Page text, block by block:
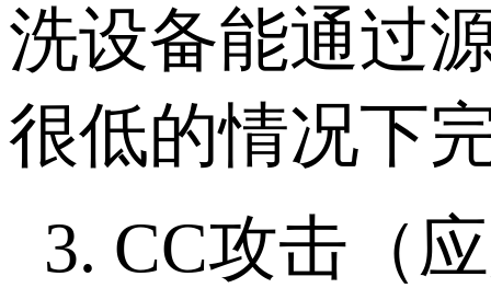
洗设备能通过
很低的情况下
3. CC攻击（